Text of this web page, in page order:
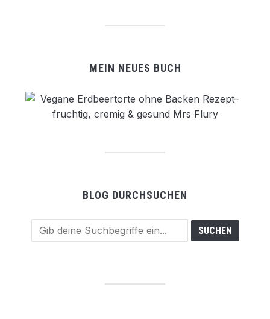
MEIN NEUES BUCH
BLOG DURCHSUCHEN